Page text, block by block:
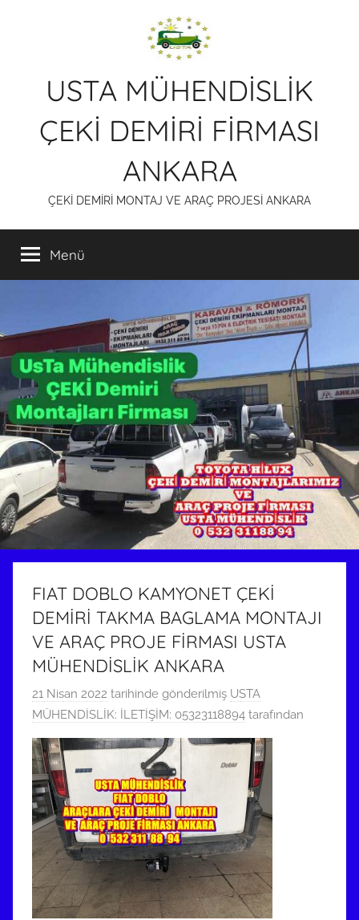
USTA MÜHENDİSLİK
ÇEKİ DEMİRİ FİRMASI
ANKARA
ÇEKİ DEMİRİ MONTAJ VE ARAÇ PROJESİ ANKARA
Menü
FIAT DOBLO KAMYONET ÇEKİ
DEMİRİ TAKMA BAGLAMA MONTAJI
VE ARAÇ PROJE FİRMASI USTA
MÜHENDİSLİK ANKARA
21 Nisan 2022 tarihinde gönderilmiş USTA
MÜHENDİSLİK: İLETİŞİM: 05323118894 tarafından